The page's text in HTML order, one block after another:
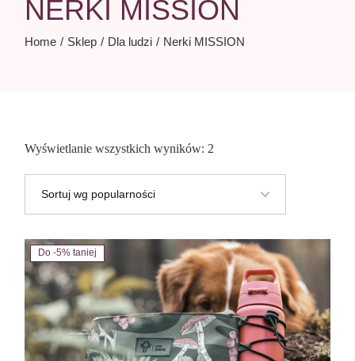
NERKI MISSION
Home Sklep Dla ludzi Nerki MISSION
Wyświetlanie wszystkich wyników: 2
według
Do -5% taniej